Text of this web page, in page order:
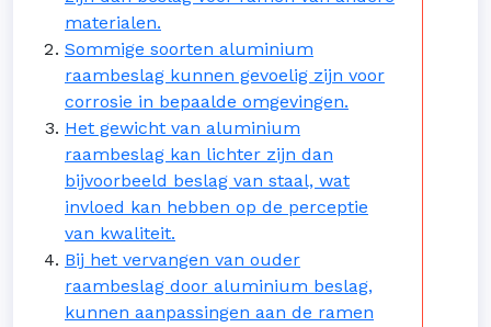
materialen.
Sommige soorten aluminium
raambeslag kunnen gevoelig zijn voor
corrosie in bepaalde omgevingen.
Het gewicht van aluminium
raambeslag kan lichter zijn dan
bijvoorbeeld beslag van staal, wat
invloed kan hebben op de perceptie
van kwaliteit.
Bij het vervangen van ouder
raambeslag door aluminium beslag,
kunnen aanpassingen aan de ramen